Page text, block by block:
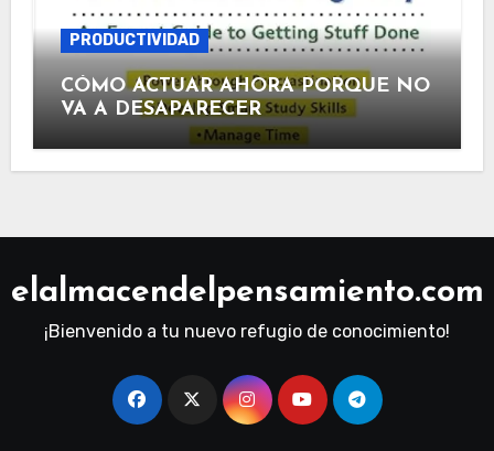
PRODUCTIVIDAD
CÓMO ACTUAR AHORA PORQUE NO
VA A DESAPARECER
elalmacendelpensamiento.com
¡Bienvenido a tu nuevo refugio de conocimiento!